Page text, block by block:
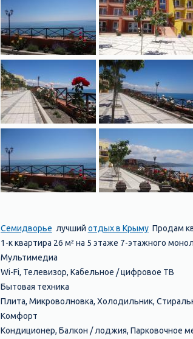
Семидворье лучший отдых в КрымуПродам
1-к квартира 26 м² на 5 этаже 7-этажного
Мультимедиа
Wi-Fi, Телевизор, Кабельное / цифровое ТВ
Бытовая техника
Плита, Микроволновка, Холодильник,
Комфорт
Кондиционер, Балкон / лоджия, Парковочное